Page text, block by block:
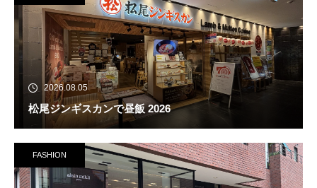
2026.08.05
松尾ジンギスカンで昼飯 2026
FASHION